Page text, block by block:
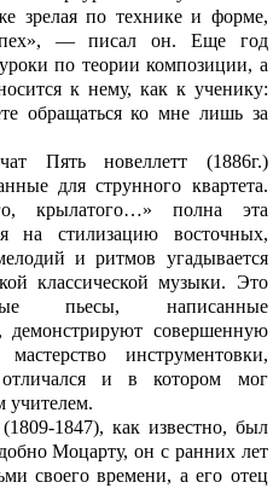
зрелая по технике и форме,
— писал он. Еще год
по теории композиции, а
к нему, как к ученику:
обращаться ко мне лишь за
Пять новеллетт (1886г.)
для струнного квартета.
крылатого…» полна эта
стилизацию восточных,
и ритмов угадывается
классической музыки. Это
пьесы, написанные
демонстрируют совершенную
инструментовки,
и в котором мог
учителем.
1847), как известно, был
Моцарту, он с ранних лет
своего времени, а его отец